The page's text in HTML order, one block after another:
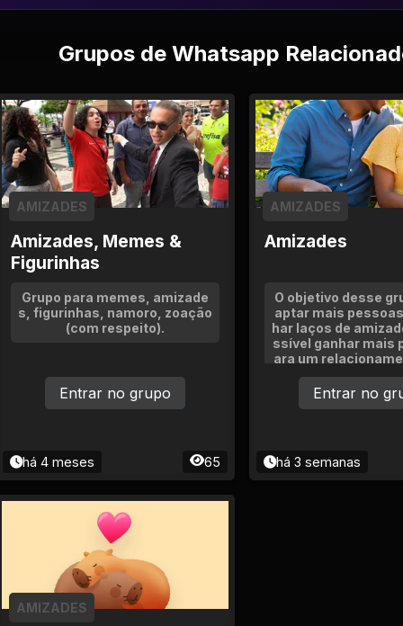
Grupos de Whatsapp
Amizades, Memes &
Figurinhas
AMIZADES
Grupo para memes, amizade
s, figurinhas, namoro, zoação
(com respeito).
há 4 meses 65
Entrar no grupo
Amizades
AMIZADES
O objetivo desse
aptar mais
har laços de
ssível ganhar mais
ara um
relacionamento de
u de amor
há 3 semanas
Entrar no
AMIZADES